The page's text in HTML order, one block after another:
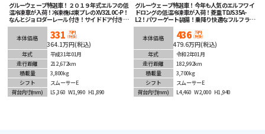
グルーウェーブ特選車！２０１９年式エルフの低
温冷凍車が入荷！冷凍機は東プレのXV32L0C-P！
なんとジョロダーレール付き！サイドドア付きで
汎用性良し！オートマチックで運転楽々！安全装
備充実！ドラレコ付きが嬉しい！バックカメラも
付いてるんです！あらゆる場面で活躍すること間
違いなしの１台！
本体価格 331 万円
(税抜)
364.1万円(税込)
年式
平成31年01月
走行距離
212,672km
積載量
3,800kg
シフト
スムーサーE
荷台内寸(mm) L5,360 W1,990 H1,890
グルーウェーブ特選車！今年も人気のエルフワイ
ドロングの低温冷凍車が入荷！菱重TDJS35A-
L2！パワーゲート装備！乗降り快適なフルフラッ
トロー！スマートキー！運転楽々スムーサーE(2
ペダル）！バックカメラ装着済み！車線逸脱警報
等安全装備も充実！
本体価格 436 万円
(税抜)
479.6万円(税込)
年式
令和2年01月
走行距離
182,992km
積載量
3,700kg
シフト
スムーサーE
荷台内寸(mm) L4,460 W2,000 H1,940